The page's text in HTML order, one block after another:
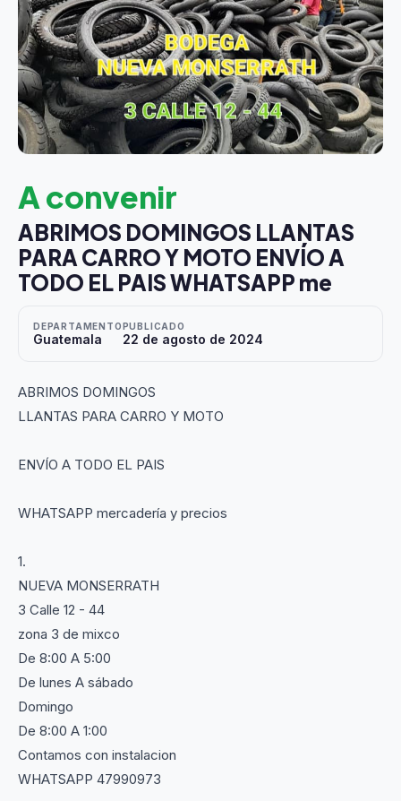
A convenir
ABRIMOS DOMINGOS LLANTAS
PARA CARRO Y MOTO ENVÍO A
TODO EL PAIS WHATSAPP me
DEPARTAMENTO
Guatemala
PUBLICADO
22 de agosto de 2024
ABRIMOS DOMINGOS
LLANTAS PARA CARRO Y MOTO
ENVÍO A TODO EL PAIS
WHATSAPP mercadería y precios
1.
NUEVA MONSERRATH
3 Calle 12 - 44
zona 3 de mixco
De 8:00 A 5:00
De lunes A sábado
Domingo
De 8:00 A 1:00
Contamos con instalacion
WHATSAPP 47990973